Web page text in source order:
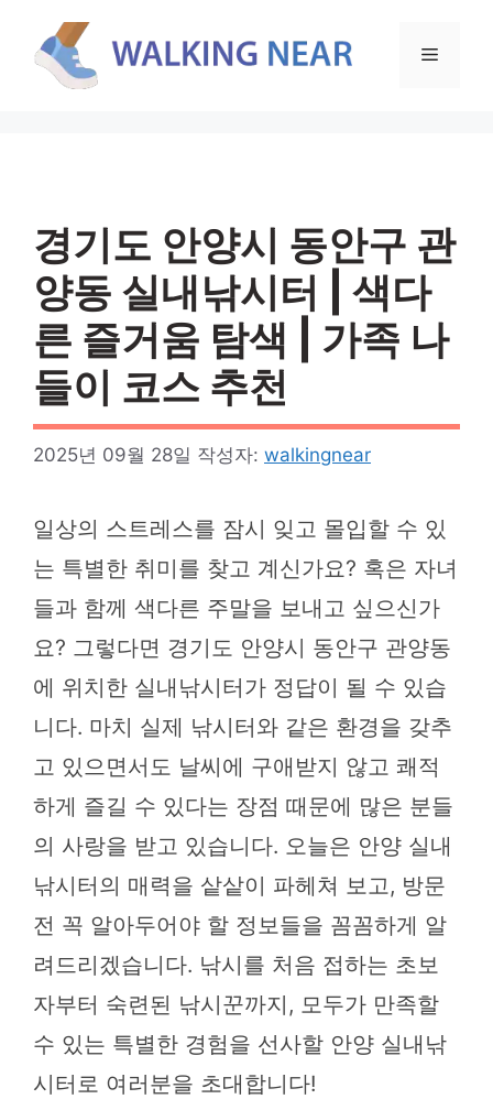
메
경기도 안양시 동안구 관
양동 실내낚시터 | 색다
른 즐거움 탐색 | 가족 나
들이 코스 추천
2025년 09월 28일 작성자: walkingnear
일상의 스트레스를 잠시 잊고 몰입할 수 있
는 특별한 취미를 찾고 계신가요? 혹은 자녀
들과 함께 색다른 주말을 보내고 싶으신가
요? 그렇다면 경기도 안양시 동안구 관양동
에 위치한 실내낚시터가 정답이 될 수 있습
니다. 마치 실제 낚시터와 같은 환경을 갖추
고 있으면서도 날씨에 구애받지 않고 쾌적
하게 즐길 수 있다는 장점 때문에 많은 분들
의 사랑을 받고 있습니다. 오늘은 안양 실내
낚시터의 매력을 샅샅이 파헤쳐 보고, 방문
전 꼭 알아두어야 할 정보들을 꼼꼼하게 알
려드리겠습니다. 낚시를 처음 접하는 초보
자부터 숙련된 낚시꾼까지, 모두가 만족할
수 있는 특별한 경험을 선사할 안양 실내낚
시터로 여러분을 초대합니다!